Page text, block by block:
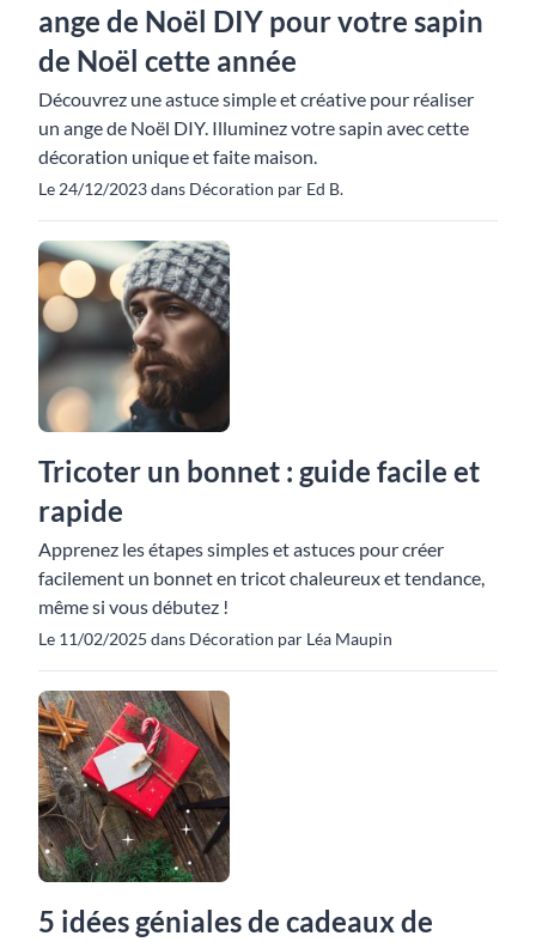
ange de Noël DIY pour votre sapin
de Noël cette année
Découvrez une astuce simple et créative pour réaliser
un ange de Noël DIY. Illuminez votre sapin avec cette
décoration unique et faite maison.
Le 24/12/2023 dans Décoration par Ed B.
Tricoter un bonnet : guide facile et
rapide
Apprenez les étapes simples et astuces pour créer
facilement un bonnet en tricot chaleureux et tendance,
même si vous débutez !
Le 11/02/2025 dans Décoration par Léa Maupin
5 idées géniales de cadeaux de